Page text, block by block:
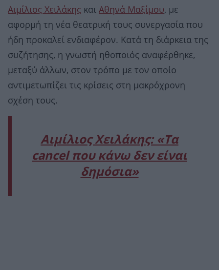
Αιμίλιος Χειλάκης και Αθηνά Μαξίμου, με
αφορμή τη νέα θεατρική τους συνεργασία που
ήδη προκαλεί ενδιαφέρον. Κατά τη διάρκεια της
συζήτησης, η γνωστή ηθοποιός αναφέρθηκε,
μεταξύ άλλων, στον τρόπο με τον οποίο
αντιμετωπίζει τις κρίσεις στη μακρόχρονη
σχέση τους.
Αιμίλιος Χειλάκης: «Τα
cancel που κάνω δεν είναι
δημόσια»